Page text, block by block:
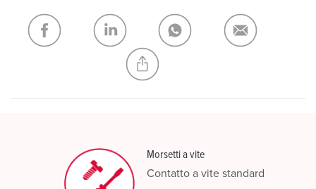
CREA NUOVA LISTA
Morsetti a vite
Contatto a vite standard